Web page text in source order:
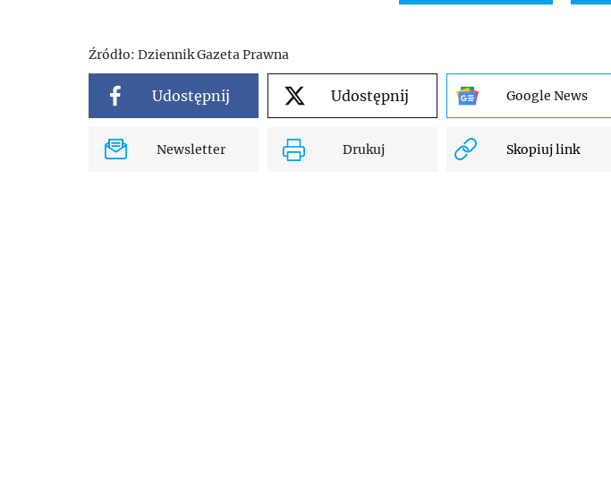
Źródło: Dziennik Gazeta Prawna
Udostępnij Udostępnij Google News
Newsletter Drukuj Skopiuj link